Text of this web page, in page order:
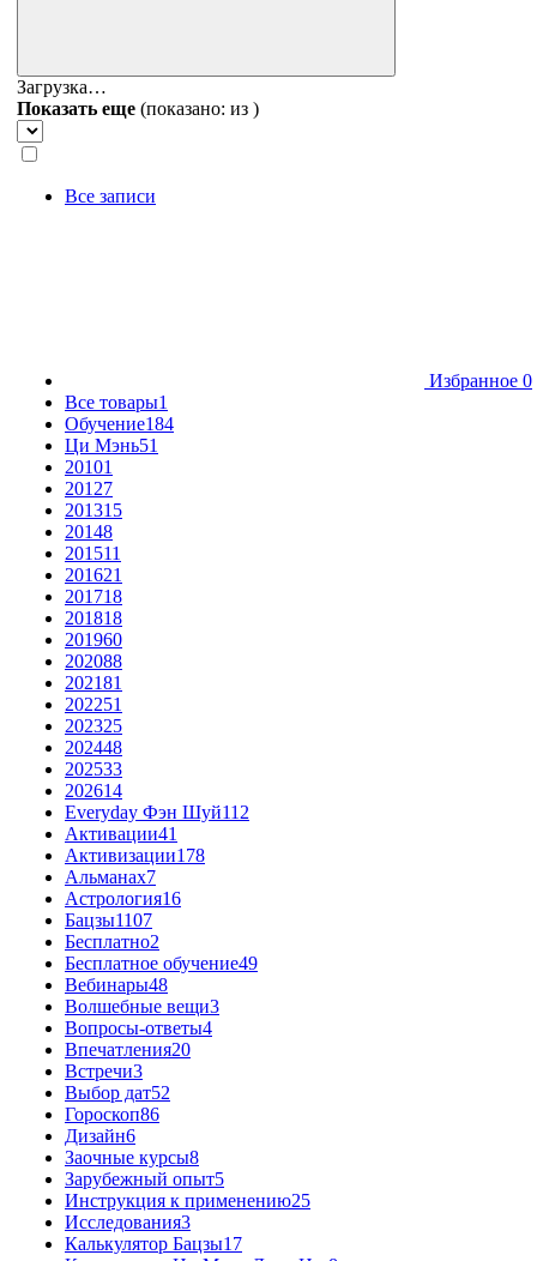
Загрузка…
Показать еще (показано: из )
Все записи
Избранное 0
Все товары1
Обучение184
Ци Мэнь51
20101
20127
201315
20148
201511
201621
201718
201818
201960
202088
202181
202251
202325
202448
202533
202614
Everyday Фэн Шуй112
Активации41
Активизации178
Альманах7
Астрология16
Бацзы1107
Бесплатно2
Бесплатное обучение49
Вебинары48
Волшебные вещи3
Вопросы-ответы4
Впечатления20
Встречи3
Выбор дат52
Гороскоп86
Дизайн6
Заочные курсы8
Зарубежный опыт5
Инструкция к применению25
Исследования3
Калькулятор Бацзы17